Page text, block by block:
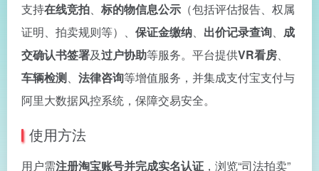
支持在线竞拍、 标的物信息公示 （包括评估报告、权属
证明、拍卖规则等）、 保证金缴纳、 出价记录查询、 成
交确认书签署及过户协助等服务。平台提供VR看房、
车辆检测、 法律咨询等增值服务，并集成支付宝支付与
阿里大数据风控系统，保障交易安全。
使用方法
用户需注册淘宝账号并完成实名认证 ，浏览“司法拍卖”